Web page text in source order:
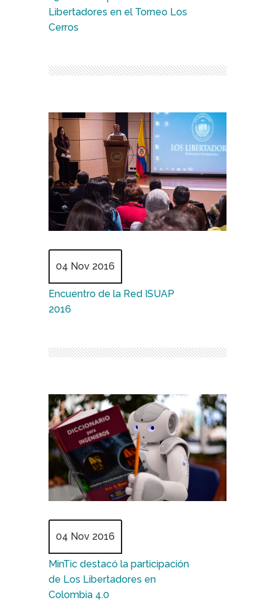
Libertadores en el Torneo Los
Cerros
04 Nov 2016
Encuentro de la Red ISUAP
2016
04 Nov 2016
MinTic destacó la participación
de Los Libertadores en
Colombia 4.0